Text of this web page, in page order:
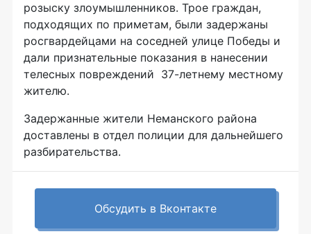
розыску злоумышленников. Трое граждан,
подходящих по приметам, были задержаны
росгвардейцами на соседней улице Победы и
дали признательные показания в нанесении
телесных повреждений 37-летнему местному
жителю.
Задержанные жители Неманского района
доставлены в отдел полиции для дальнейшего
разбирательства.
Обсудить в Вконтакте